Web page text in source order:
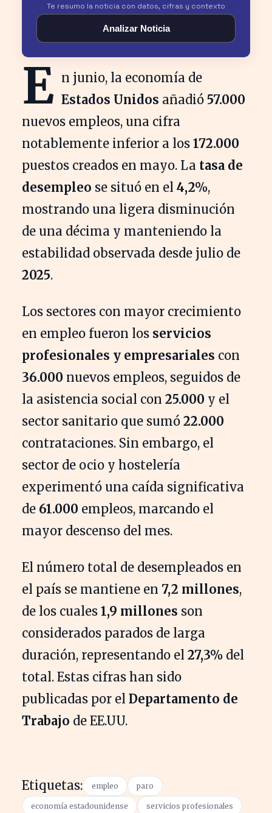
Te resumo la noticia con datos, cifras y contexto
Analizar Noticia
E n junio, la economía de
Estados Unidos añadió 57.000
nuevos empleos, una cifra
notablemente inferior a los 172.000
puestos creados en mayo. La tasa de
desempleo se situó en el 4,2%,
mostrando una ligera disminución
de una décima y manteniendo la
estabilidad observada desde julio de
2025.
Los sectores con mayor crecimiento
en empleo fueron los servicios
profesionales y empresariales con
36.000 nuevos empleos, seguidos de
la asistencia social con 25.000 y el
sector sanitario que sumó 22.000
contrataciones. Sin embargo, el
sector de ocio y hostelería
experimentó una caída significativa
de 61.000 empleos, marcando el
mayor descenso del mes.
El número total de desempleados en
el país se mantiene en 7,2 millones,
de los cuales 1,9 millones son
considerados parados de larga
duración, representando el 27,3% del
total. Estas cifras han sido
publicadas por el Departamento de
Trabajo de EE.UU.
Etiquetas: empleo paro
economía estadounidense servicios profesionales